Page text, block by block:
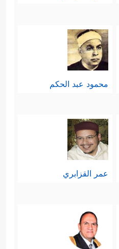
محمود عبد الحكم
عمر القزابري